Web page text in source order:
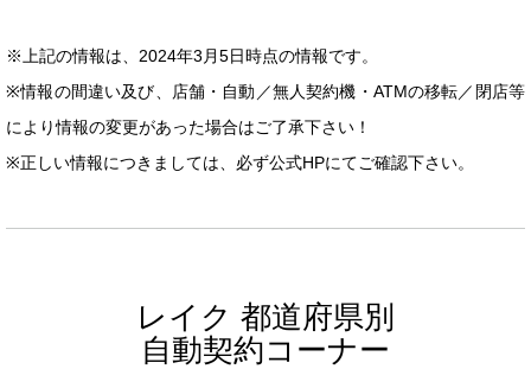
※上記の情報は、2024年3月5日時点の情報です。
※情報の間違い及び、店舗・自動／無人契約機・ATMの移転／閉店等
により情報の変更があった場合はご了承下さい！
※正しい情報につきましては、必ず公式HPにてご確認下さい。
レイク 都道府県別
自動契約コーナー